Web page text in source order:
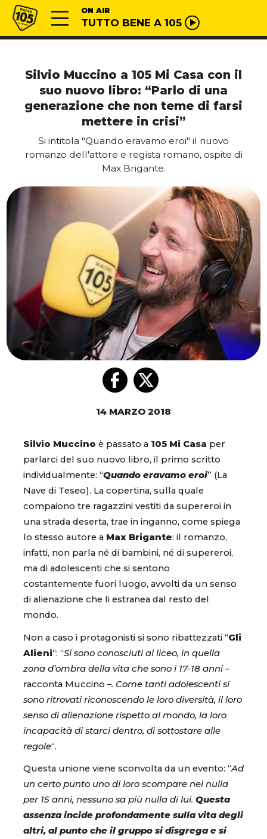
Vai al contenuto
Radio 105 ON AIR
TUTTO BENE A 105
Silvio Muccino a 105 Mi Casa con il
suo nuovo libro: “Parlo di una
generazione che non teme di farsi
mettere in crisi”
Si intitola "Quando eravamo eroi" il nuovo
romanzo dell'attore e regista romano, ospite di
Max Brigante.
14 MARZO 2018
Silvio Muccino è passato a 105 Mi Casa per
parlarci del suo nuovo libro, il primo scritto
individualmente: “Quando eravamo eroi” (La
Nave di Teseo). La copertina, sulla quale
compaiono tre ragazzini vestiti da supereroi in
una strada deserta, trae in inganno, come spiega
lo stesso autore a Max Brigante: il romanzo,
infatti, non parla né di bambini, né di supereroi,
ma di adolescenti che si sentono
costantemente fuori luogo, avvolti da un senso
di alienazione che li estranea dal resto del
mondo.
Non a caso i protagonisti si sono ribattezzati “Gli
Alieni“: “Si sono conosciuti al liceo, in quella
zona d’ombra della vita che sono i 17-18 anni–
racconta Muccino –. Come tanti adolescenti si
sono ritrovati riconoscendo le loro diversità, il loro
senso di alienazione rispetto al mondo, la loro
incapacità di starci dentro, di sottostare alle
regole“.
Questa unione viene sconvolta da un evento: “Ad
un certo punto uno di loro scompare nel nulla
per 15 anni, nessuno sa più nulla di lui. Questa
assenza incide profondamente sulla vita degli
altri, al punto che il gruppo si disgrega e si